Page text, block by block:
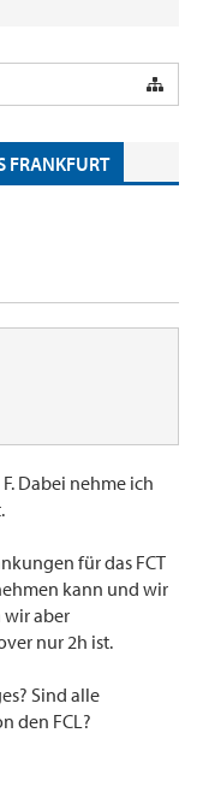
FRANKFURT
Dabei nehme ich
für das FCT
kann und wir
wir aber
nur 2h ist.
Sind alle
den FCL?